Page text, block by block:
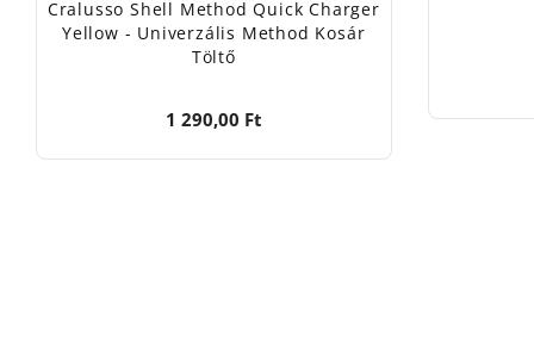
Cralusso Shell Method Quick Charger
Yellow - Univerzális Method Kosár
Töltő
1 290,00 Ft